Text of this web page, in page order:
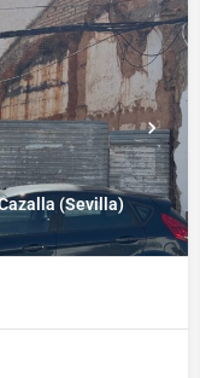
(Sevilla)